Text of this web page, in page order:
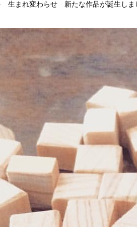
生まれ変わらせ 新たな作品が誕生しま